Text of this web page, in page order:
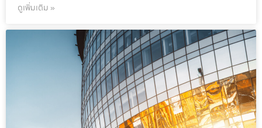
ดูเพิ่มเติม »